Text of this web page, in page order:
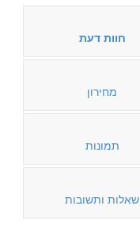
חוות דעת
מחירון
תמונות
שאלות ותשובות